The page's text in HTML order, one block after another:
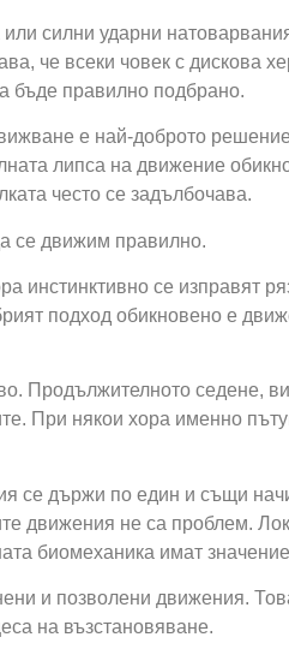
силни ударни
че всеки човек с дискова
бъде правилно подбрано.
е най-доброто
липса на движение
често се задълбочава.
се движим правилно.
инстинктивно се изправят
подход обикновено е
Продължителното седене,
При някои хора именно
се държи по един и същи
движения не са проблем.
биомеханика имат
и позволени движения.
на възстановяване.